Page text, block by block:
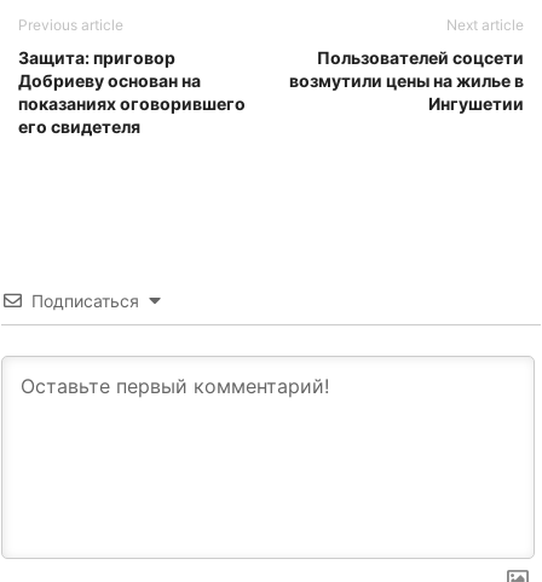
Previous article
Защита: приговор
Добриеву основан на
показаниях оговорившего
его свидетеля
Next article
Пользователей соцсети
возмутили цены на жилье в
Ингушетии
Подписаться